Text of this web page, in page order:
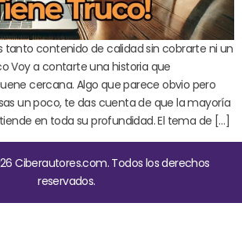
tanto contenido de calidad sin cobrarte ni un
Voy a contarte una historia que
cercana. Algo que parece obvio pero
un poco, te das cuenta de que la mayoría
en toda su profundidad. El tema de […]
Ciberautores.com. Todos los derechos
reservados.